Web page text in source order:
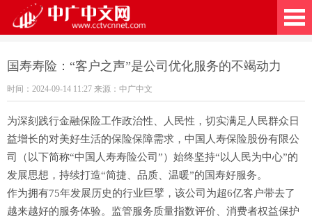
国寿寿险：“客户之声”是公司优化服务的不竭动力
时间：2024-09-14 11:27 来源：中广中文
为深刻践行金融保险工作政治性、人民性，切实满足人民群众日
益增长的对美好生活的保险保障需求，中国人寿保险股份有限公
司（以下简称“中国人寿寿险公司”）始终坚持“以人民为中心”的
发展思想，持续打造“简捷、品质、温暖”的国寿好服务。
作为拥有75年发展历史的行业巨擘，该公司为超6亿客户带去了
越来越好的服务体验。监管服务质量指数评价、消费者权益保护